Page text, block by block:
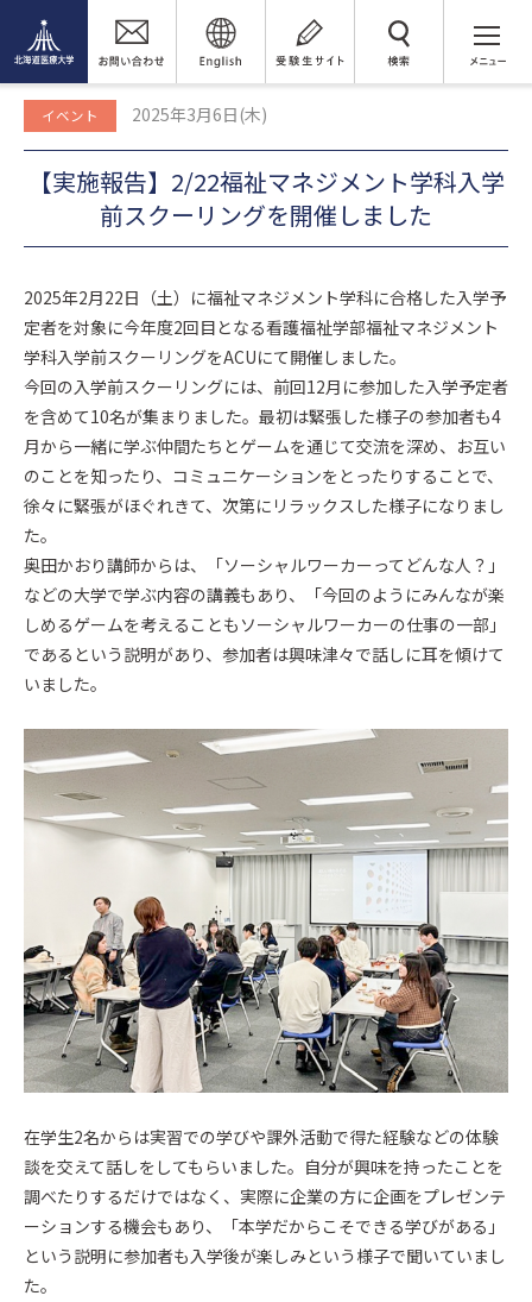
検 索
【実施報告】2/22福祉マネジメント学科入学前スクーリングを開催し
ました
イベント 2025年3月6日(木)
【実施報告】2/22福祉マネジメント学科入学
前スクーリングを開催しました
2025年2月22日（土）に福祉マネジメント学科に合格した入学予
定者を対象に今年度2回目となる看護福祉学部福祉マネジメント
学科入学前スクーリングをACUにて開催しました。
今回の入学前スクーリングには、前回12月に参加した入学予定者
を含めて10名が集まりました。最初は緊張した様子の参加者も4
月から一緒に学ぶ仲間たちとゲームを通じて交流を深め、お互い
のことを知ったり、コミュニケーションをとったりすることで、
徐々に緊張がほぐれきて、次第にリラックスした様子になりまし
た。
奥田かおり講師からは、「ソーシャルワーカーってどんな人？」
などの大学で学ぶ内容の講義もあり、「今回のようにみんなが楽
しめるゲームを考えることもソーシャルワーカーの仕事の一部」
であるという説明があり、参加者は興味津々で話しに耳を傾けて
いました。
在学生2名からは実習での学びや課外活動で得た経験などの体験
談を交えて話しをしてもらいました。自分が興味を持ったことを
調べたりするだけではなく、実際に企業の方に企画をプレゼンテ
ーションする機会もあり、「本学だからこそできる学びがある」
という説明に参加者も入学後が楽しみという様子で聞いていまし
た。